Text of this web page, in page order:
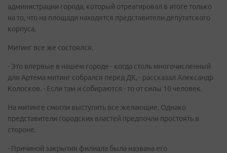
администрации города, который отреагировал в итоге только
на то, что на площади находятся представители депутатского
корпуса.
Митинг все же состоялся.
- Это впервые в нашем городе - когда столь многочисленный
для Артема митинг собрался перед ДК, - рассказал Александр
Колосков. - Если там и собираются - то от силы 10 человек.
На митинге смогли выступить все желающие. Однако
представители городских властей предпочли простоять в
стороне.
- Причиной закрытия филиала была названа его